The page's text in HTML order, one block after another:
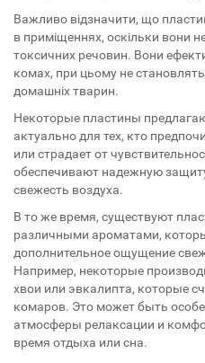
Важливо відзначити, що
в приміщеннях, оскільки вони
токсичних речовин. Вони
комах, при цьому не
домашніх тварин.
Некоторые пластины
актуально для тех, кто
или страдает от
обеспечивают надежную
свежесть воздуха.
В то же время, существуют
различными ароматами,
дополнительное ощущение
Например, некоторые
хвои или эвкалипта, которые
комаров. Это может быть
атмосферы релаксации и
время отдыха или сна.